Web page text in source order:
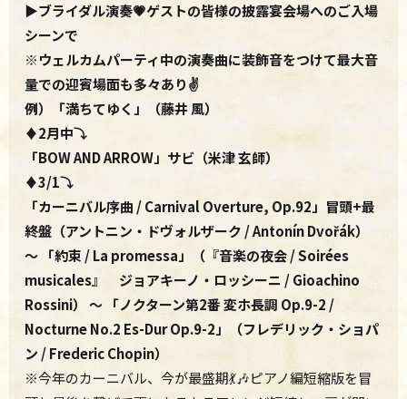
▶ブライダル演奏💗ゲストの皆様の披露宴会場へのご入場
シーンで
※ウェルカムパーティ中の演奏曲に装飾音をつけて最大音
量での迎賓場面も多々あり✌
例）「満ちてゆく」（藤井 風）
♦2月中⤵
「BOW AND ARROW」サビ（米津 玄師）
♦3/1⤵
「カーニバル序曲 / Carnival Overture, Op.92」冒頭+最
終盤（アントニン・ドヴォルザーク / Antonín Dvořák）
～ 「約束 / La promessa」（『音楽の夜会 / Soirées
musicales』 ジョアキーノ・ロッシーニ / Gioachino
Rossini） ～ 「ノクターン第2番 変ホ長調 Op.9-2 /
Nocturne No.2 Es-Dur Op.9-2」（フレデリック・ショパ
ン / Frederic Chopin）
※今年のカーニバル、今が最盛期💃🎶ピアノ編短縮版を冒